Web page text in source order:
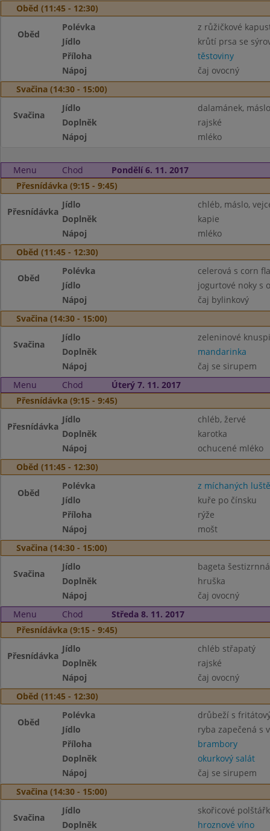
Oběd (11:45 - 12:30)
Oběd
Polévka
z růžičkové
Jídlo
krůtí prsa se
Příloha
těstoviny
Nápoj
čaj ovocný
Svačina (14:30 - 15:00)
Svačina
Jídlo
dalamánek, máslo
Doplněk
rajské
Nápoj
mléko
Menu Chod
Pondělí 6. 11. 2017
Přesnídávka (9:15 - 9:45)
Přesnídávka
Jídlo
chléb, máslo,
Doplněk
kapie
Nápoj
mléko
Oběd (11:45 - 12:30)
Oběd
Polévka
celerová s corn
Jídlo
jogurtové noky s
Nápoj
čaj bylinkový
Svačina (14:30 - 15:00)
Svačina
Jídlo
zeleninové
Doplněk
mandarinka
Nápoj
čaj se sirupem
Menu
Chod
Úterý 7. 11. 2017
Přesnídávka (9:15 - 9:45)
Přesnídávka
Jídlo
chléb, žervé
Doplněk
karotka
Nápoj
ochucené mléko
Oběd (11:45 - 12:30)
Oběd
Polévka
z míchaných
Jídlo
kuře po čínsku
Příloha
rýže
Nápoj
mošt
Svačina (14:30 - 15:00)
Svačina
Jídlo
bageta
Doplněk
hruška
Nápoj
čaj ovocný
Menu
Chod
Středa 8. 11. 2017
Přesnídávka (9:15 - 9:45)
Přesnídávka
Jídlo
chléb střapatý
Doplněk
rajské
Nápoj
čaj ovocný
Oběd (11:45 - 12:30)
Oběd
Polévka
drůbeží s
Jídlo
ryba zapečená s
Příloha
brambory
Doplněk
okurkový salát
Nápoj
čaj se sirupem
Svačina (14:30 - 15:00)
Svačina
Jídlo
skořicové
Doplněk
hroznové víno